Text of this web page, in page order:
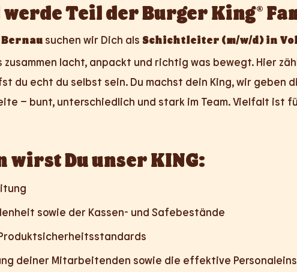
werde Teil der Burger King®
Bernau suchen wir Dich als Schichtleiter (m/w/d) in
zusammen lacht, anpackt und richtig was bewegt. Hier
du echt du selbst sein. Du machst dein King, wir geben
– bunt, unterschiedlich und stark im Team. Vielfalt ist
wirst Du unser KING:
sowie der Kassen- und Safebestände
deiner Mitarbeitenden sowie die effektive